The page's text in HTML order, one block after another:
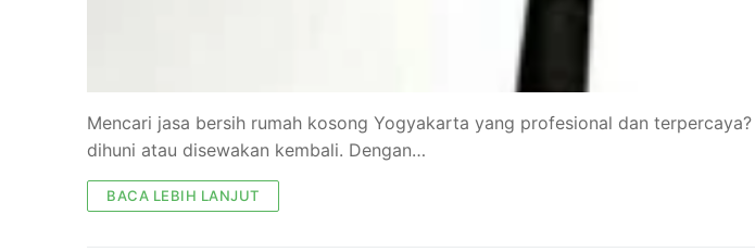
Mencari jasa bersih rumah kosong Yogyakarta yang profesional dan
dihuni atau disewakan kembali. Dengan…
BACA LEBIH LANJUT